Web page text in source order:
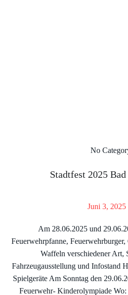
No
Stadtfest 2025
Juni 3, 2025
Am 28.06.2025 und
Feuerwehrpfanne,
Waffeln verschiedener Art,
Fahrzeugausstellung und Infostand
Spielgeräte Am Sonntag den
Feuerwehr- Kinderolympiade